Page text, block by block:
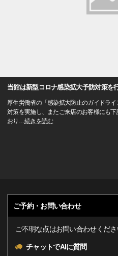
当館は新型コロナ感染拡大予防対策を
厚生労働省の「感染拡大防止のガイドラ
対策を実施し、またご来店のお客様にも
おり
続きを読む
ご予約・お問い合わせ
ご不明な点はお問い合わせくださ
チャットでAIに質問